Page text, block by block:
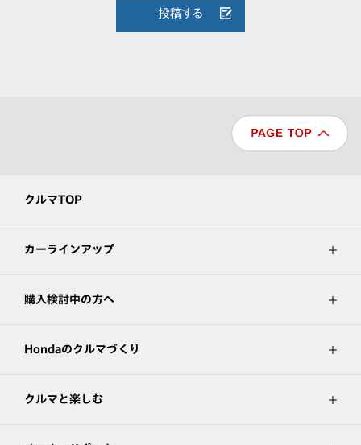
投稿する
クルマTOP
カーラインアップ
購入検討中の方へ
Hondaのクルマづくり
クルマと楽しむ